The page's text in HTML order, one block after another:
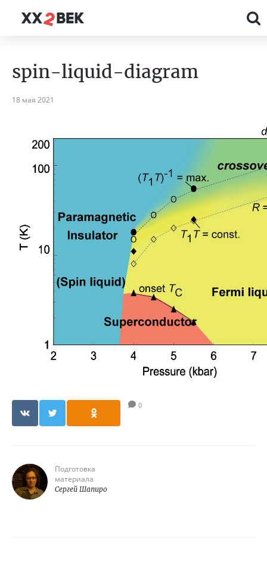
spin-liquid-diagram
18 мая 2021
0
Подготовка
материала
Сергей Шапиро